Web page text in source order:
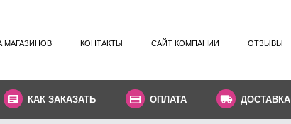
МАГАЗИНОВ КОНТАКТЫ САЙТ КОМПАНИИ ОТЗЫВЫ
КАК ЗАКАЗАТЬ ОПЛАТА ДОСТАВКА